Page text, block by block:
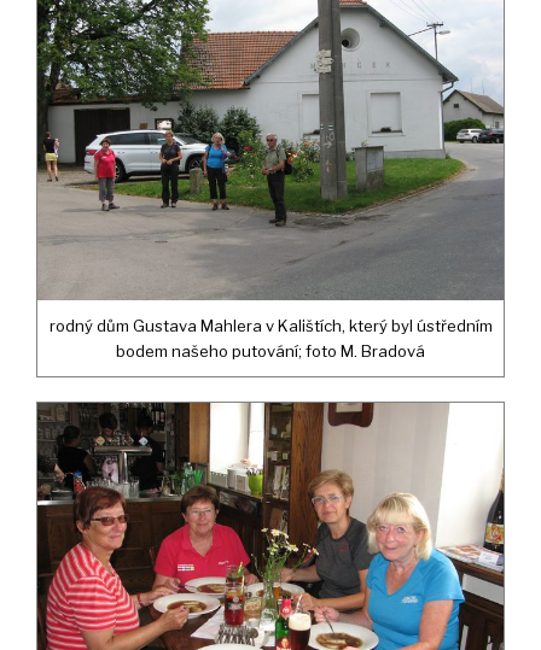
rodný dům Gustava Mahlera v Kalištích, který byl ústředním
bodem našeho putování; foto M. Bradová